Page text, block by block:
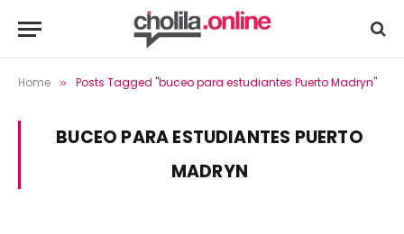
Home » Posts Tagged "buceo para estudiantes Puerto Madryn"
BUCEO PARA ESTUDIANTES PUERTO
MADRYN